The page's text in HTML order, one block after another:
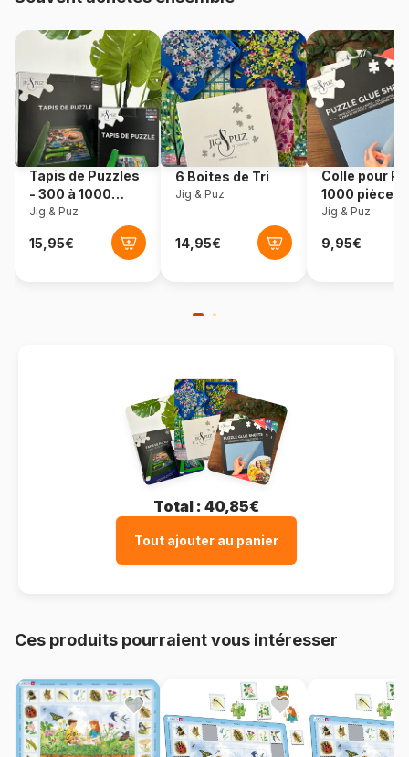
Référence Larsen-NA2-ES
EAN 7023852130827
Nombre de pièces 48 pièces
Dimensions 37 x 29 cm
Tapis de Puzzles
- 300 à 1000
pièces
Jig & Puz
6 Boites de Tri
Jig & Puz
Colle pour
1000 pièces
Jig & Puz
Total : 40,85€
Tout ajouter au panier
Ces produits pourraient vous intéresser